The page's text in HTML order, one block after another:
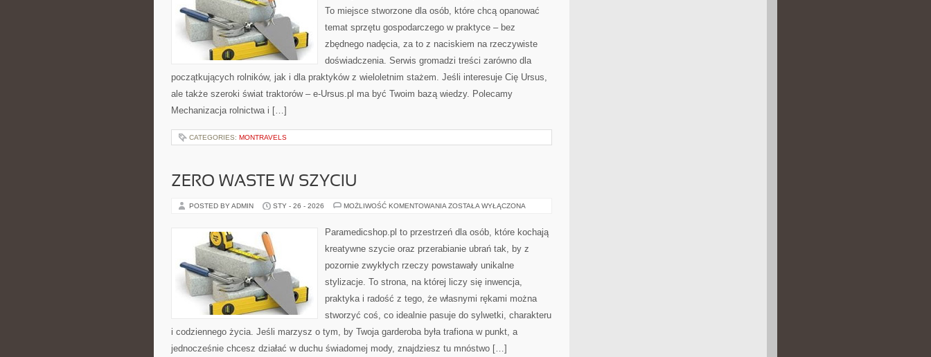
To miejsce stworzone dla osób, które chcą opanować
temat sprzętu gospodarczego w praktyce – bez
zbędnego nadęcia, za to z naciskiem na rzeczywiste
doświadczenia. Serwis gromadzi treści zarówno dla
początkujących rolników, jak i dla praktyków z wieloletnim stażem. Jeśli interesuje Cię Ursus,
ale także szeroki świat traktorów – e-Ursus.pl ma być Twoim bazą wiedzy. Polecamy
Mechanizacja rolnictwa i […]
CATEGORIES: MONTRAVELS
ZERO WASTE W SZYCIU
POSTED BY ADMIN STY - 26 - 2026 MOŻLIWOŚĆ KOMENTOWANIA ZERO
SZYCIU
ZOSTAŁA WYŁĄCZONA
Paramedicshop.pl to przestrzeń dla osób, które kochają
kreatywne szycie oraz przerabianie ubrań tak, by z
pozornie zwykłych rzeczy powstawały unikalne
stylizacje. To strona, na której liczy się inwencja,
praktyka i radość z tego, że własnymi rękami można
stworzyć coś, co idealnie pasuje do sylwetki, charakteru
i codziennego życia. Jeśli marzysz o tym, by Twoja garderoba była trafiona w punkt, a
jednocześnie chcesz działać w duchu świadomej mody, znajdziesz tu mnóstwo […]